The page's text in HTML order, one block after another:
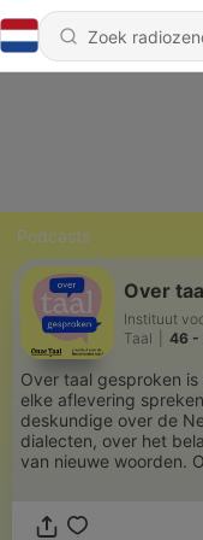
Podcasts
Over
Instituut
Taal
46 -
Over taal gesproken
elke aflevering
deskundige over de
dialecten, over het
van nieuwe woorden.
inclusieve taal en het
voor de Nederlandse